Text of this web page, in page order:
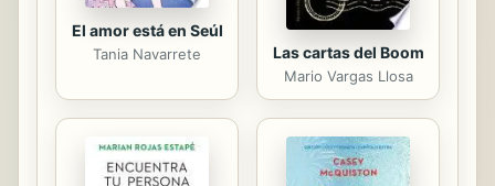
El amor está en Seúl
Tania Navarrete Las cartas del Boom
Mario Vargas Llosa